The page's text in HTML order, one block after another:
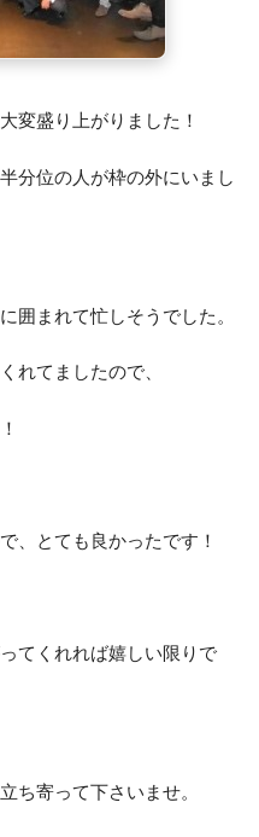
変盛り上がりました！
分位の人が枠の外にいまし
囲まれて忙しそうでした。
れてましたので、
、とても良かったです！
てくれれば嬉しい限りで
ち寄って下さいませ。